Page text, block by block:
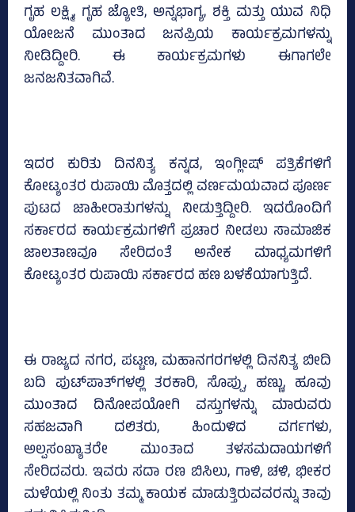
ಗೃಹ ಲಕ್ಷ್ಮಿ, ಗೃಹ ಜ್ಯೋತಿ, ಅನ್ನಭಾಗ್ಯ, ಶಕ್ತಿ ಮತ್ತು ಯುವ ನಿಧಿ
ಯೋಜನೆ ಮುಂತಾದ ಜನಪ್ರಿಯ ಕಾರ್ಯಕ್ರಮಗಳನ್ನು
ನೀಡಿದ್ದೀರಿ. ಈ ಕಾರ್ಯಕ್ರಮಗಳು ಈಗಾಗಲೇ
ಜನಜನಿತವಾಗಿವೆ.
ಇದರ ಕುರಿತು ದಿನನಿತ್ಯ ಕನ್ನಡ, ಇಂಗ್ಲೀಷ್‌ ಪತ್ರಿಕೆಗಳಿಗೆ
ಕೋಟ್ಯಂತರ ರುಪಾಯಿ ಮೊತ್ತದಲ್ಲಿ ವರ್ಣಮಯವಾದ ಪೂರ್ಣ
ಪುಟದ ಜಾಹೀರಾತುಗಳನ್ನು ನೀಡುತ್ತಿದ್ದೀರಿ. ಇದರೊಂದಿಗೆ
ಸರ್ಕಾರದ ಕಾರ್ಯಕ್ರಮಗಳಿಗೆ ಪ್ರಚಾರ ನೀಡಲು ಸಾಮಾಜಿಕ
ಜಾಲತಾಣವೂ ಸೇರಿದಂತೆ ಅನೇಕ ಮಾಧ್ಯಮಗಳಿಗೆ
ಕೋಟ್ಯಂತರ ರುಪಾಯಿ ಸರ್ಕಾರದ ಹಣ ಬಳಕೆಯಾಗುತ್ತಿದೆ.
ಈ ರಾಜ್ಯದ ನಗರ, ಪಟ್ಟಣ, ಮಹಾನಗರಗಳಲ್ಲಿ ದಿನನಿತ್ಯ ಬೀದಿ
ಬದಿ ಪುಟ್‌ಪಾತ್‌ಗಳಲ್ಲಿ ತರಕಾರಿ, ಸೊಪ್ಪು, ಹಣ್ಣು, ಹೂವು
ಮುಂತಾದ ದಿನೋಪಯೋಗಿ ವಸ್ತುಗಳನ್ನು ಮಾರುವರು
ಸಹಜವಾಗಿ ದಲಿತರು, ಹಿಂದುಳಿದ ವರ್ಗಗಳು,
ಅಲ್ಪಸಂಖ್ಯಾತರೇ ಮುಂತಾದ ತಳಸಮದಾಯಗಳಿಗೆ
ಸೇರಿದವರು. ಇವರು ಸದಾ ರಣ ಬಿಸಿಲು, ಗಾಳಿ, ಚಳಿ, ಭೀಕರ
ಮಳೆಯಲ್ಲಿ ನಿಂತು ತಮ್ಮ ಕಾಯಕ ಮಾಡುತ್ತಿರುವವರನ್ನು ತಾವು